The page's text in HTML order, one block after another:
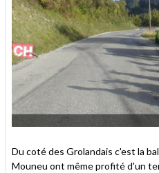
Du coté des Grolandais c'est la
Mouneu ont même profité d'un